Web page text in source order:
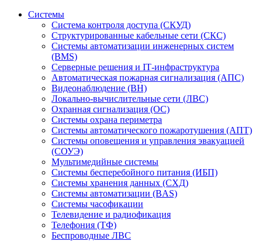
Системы
Система контроля доступа (СКУД)
Структурированные кабельные сети (СКС)
Системы автоматизации инженерных систем
(BMS)
Серверные решения и IT‑инфраструктура
Автоматическая пожарная сигнализация (АПС)
Видеонаблюдение (ВН)
Локально-вычислительные сети (ЛВС)
Охранная сигнализация (ОС)
Системы охрана периметра
Системы автоматического пожаротушения (АПТ)
Системы оповещения и управления эвакуацией
(СОУЭ)
Мультимедийные системы
Системы бесперебойного питания (ИБП)
Системы хранения данных (СХД)
Системы автоматизации (BAS)
Системы часофикации
Телевидение и радиофикация
Телефония (ТФ)
Беспроводные ЛВС